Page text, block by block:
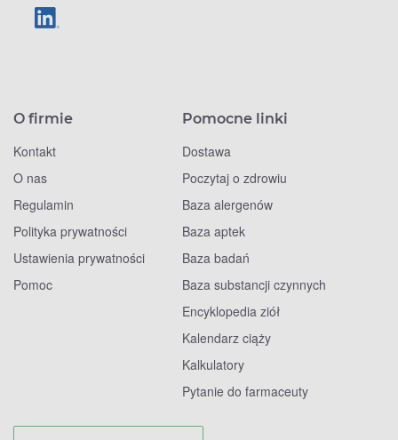
O firmie
Kontakt
O nas
Regulamin
Polityka prywatności
Ustawienia prywatności
Pomoc
Pomocne linki
Dostawa
Poczytaj o zdrowiu
Baza alergenów
Baza aptek
Baza badań
Baza substancji czynnych
Encyklopedia ziół
Kalendarz ciąży
Kalkulatory
Pytanie do farmaceuty